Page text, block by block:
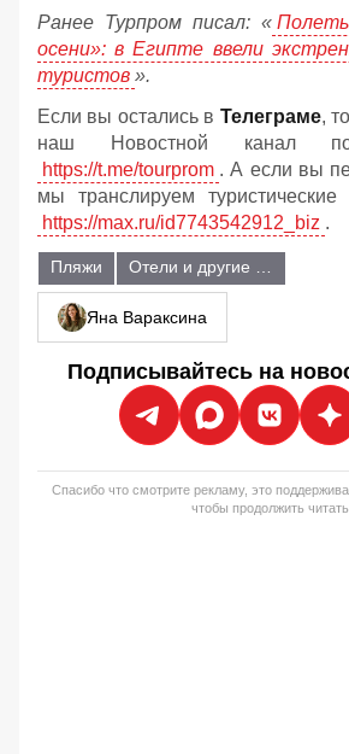
Ранее Турпром писал: «
осени»: в Египте ввели
туристов ».
Если вы остались в Телеграме,
наш Новостной канал
https://t.me/tourprom . А если вы
мы транслируем
https://max.ru/id7743542912_biz .
Пляжи
Яна Вараксина
Подписывайтесь на
Спасибо что смотрите рекламу, это
чтобы продолжить читать